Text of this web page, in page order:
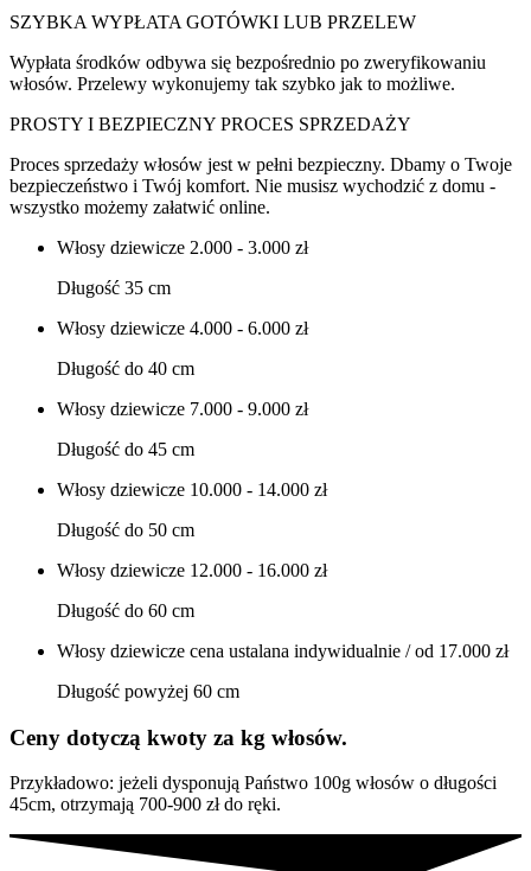
SZYBKA WYPŁATA GOTÓWKI LUB PRZELEW
Wypłata środków odbywa się bezpośrednio po zweryfikowaniu
włosów. Przelewy wykonujemy tak szybko jak to możliwe.
PROSTY I BEZPIECZNY PROCES SPRZEDAŻY
Proces sprzedaży włosów jest w pełni bezpieczny. Dbamy o Twoje
bezpieczeństwo i Twój komfort. Nie musisz wychodzić z domu -
wszystko możemy załatwić online.
Włosy dziewicze 2.000 - 3.000 zł
Długość 35 cm
Włosy dziewicze 4.000 - 6.000 zł
Długość do 40 cm
Włosy dziewicze 7.000 - 9.000 zł
Długość do 45 cm
Włosy dziewicze 10.000 - 14.000 zł
Długość do 50 cm
Włosy dziewicze 12.000 - 16.000 zł
Długość do 60 cm
Włosy dziewicze cena ustalana indywidualnie / od 17.000 zł
Długość powyżej 60 cm
Ceny dotyczą kwoty za kg włosów.
Przykładowo: jeżeli dysponują Państwo 100g włosów o długości
45cm, otrzymają 700-900 zł do ręki.